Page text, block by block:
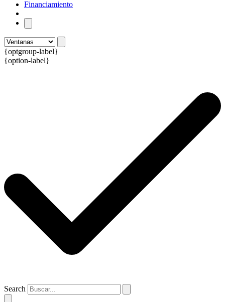
Financiamiento
{optgroup-label}
{option-label}
Search